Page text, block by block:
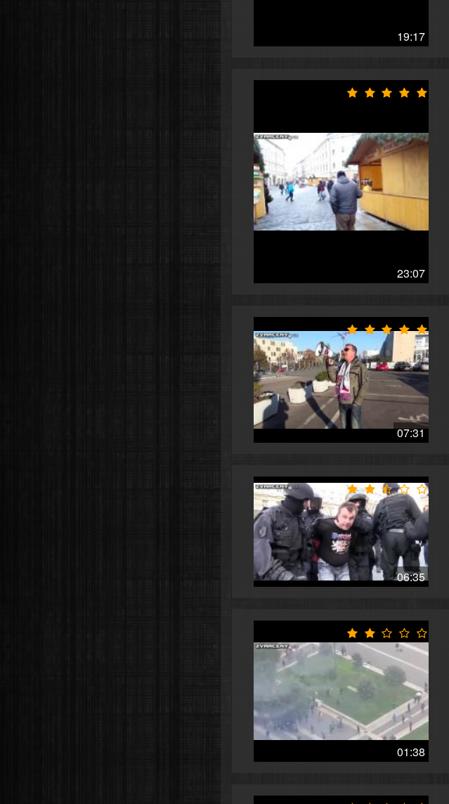
19:17
23:07
07:31
06:35
01:38